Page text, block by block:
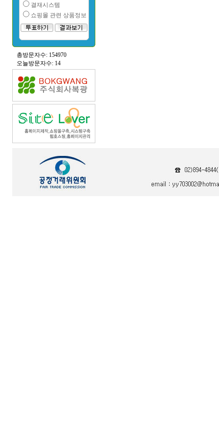
결재시스템
쇼핑몰 관련 상품정보
총방문자수: 154970
오늘방문자수: 14